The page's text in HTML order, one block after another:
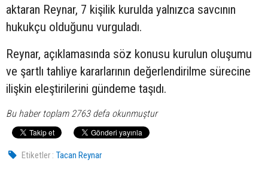
aktaran Reynar, 7 kişilik kurulda yalnızca savcının
hukukçu olduğunu vurguladı.
Reynar, açıklamasında söz konusu kurulun oluşumu
ve şartlı tahliye kararlarının değerlendirilme sürecine
ilişkin eleştirilerini gündeme taşıdı.
Bu haber toplam 2763 defa okunmuştur
Etiketler : Tacan Reynar